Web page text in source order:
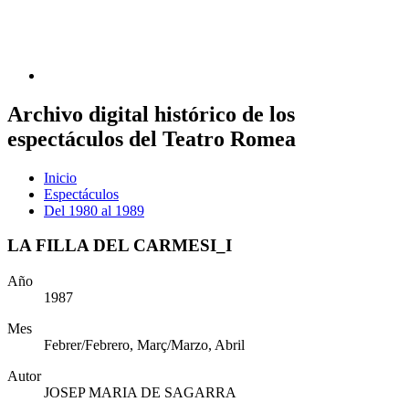
Archivo digital histórico de los
espectáculos del Teatro Romea
Inicio
Espectáculos
Del 1980 al 1989
LA FILLA DEL CARMESI_I
Año
1987
Mes
Febrer/Febrero, Març/Marzo, Abril
Autor
JOSEP MARIA DE SAGARRA